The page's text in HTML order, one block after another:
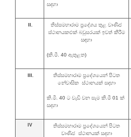
සදහා
II.
තිස්සමහාරාම ප්‍රදේශය තුළ වාණිජ
ස්ථානයකඑක් බවුසරයක් ඉවත් කිරීම
සඳහා
(කි.මී. 40 ඇතුළත)
III.
තිස්සමහාරාම ප්‍රදේශයෙන් පිටත
නේවාසික ස්ථානයක් සදහා
කි.මී. 40 ට වැඩි වන සෑම කි.මී 01 ක්
සදහා
IV
තිස්සමහාරාම ප්‍රදේශයෙන් පිටත
වාණිජ ස්ථානයක් සදහා